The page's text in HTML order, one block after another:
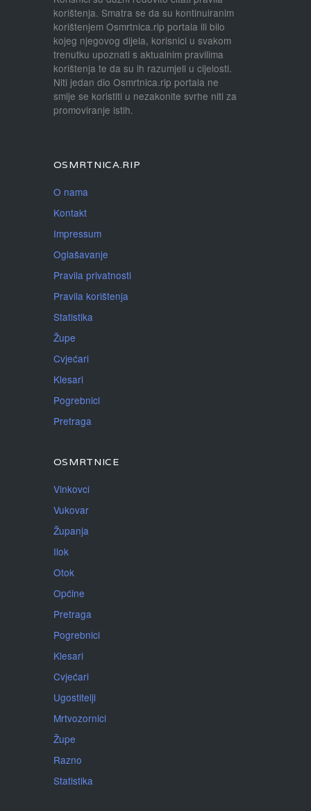
korištenja. Smatra se da su kontinuiranim
korištenjem Osmrtnica.rip portala ili bilo
kojeg njegovog dijela, korisnici u svakom
trenutku upoznati s aktualnim pravilima
korištenja te da su ih razumjeli u cijelosti.
Niti jedan dio Osmrtnica.rip portala ne
smije se koristiti u nezakonite svrhe niti za
promoviranje istih.
OSMRTNICA.RIP
O nama
Kontakt
Impressum
Oglašavanje
Pravila privatnosti
Pravila korištenja
Statistika
Župe
Cvjećari
Klesari
Pogrebnici
Pretraga
OSMRTNICE
Vinkovci
Vukovar
Županja
Ilok
Otok
Općine
Pretraga
Pogrebnici
Klesari
Cvjećari
Ugostitelji
Mrtvozornici
Župe
Razno
Statistika